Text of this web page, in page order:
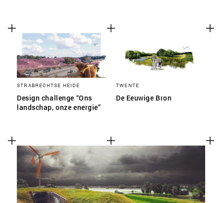
STRABRECHTSE HEIDE
Design challenge “Ons
landschap, onze energie”
TWENTE
De Eeuwige Bron